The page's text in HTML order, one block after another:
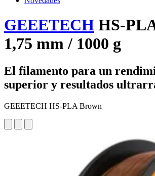
GEEETECH HS-
1,75 mm / 1000 g
El filamento para un
superior y resultados
GEEETECH HS-PLA Brown